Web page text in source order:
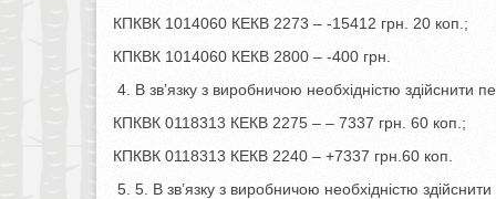
КПКВК 1014060 КЕКВ 2273 – -15412 грн. 20 коп.;
КПКВК 1014060 КЕКВ 2800 – -400 грн.
В зв’язку з виробничою необхідністю здійснити
КПКВК 0118313 КЕКВ 2275 – – 7337 грн. 60 коп.;
КПКВК 0118313 КЕКВ 2240 – +7337 грн.60 коп.
5. В зв’язку з виробничою необхідністю